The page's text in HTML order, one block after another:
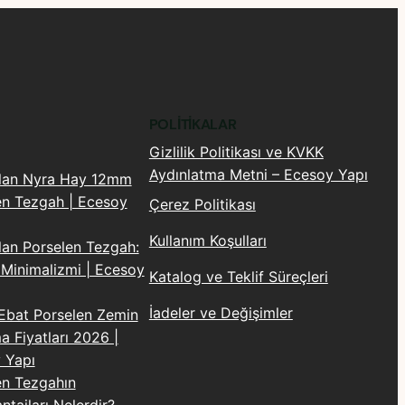
üzerinde bakteri, küf ve mantar barındırmaz.
saniyeler içinde tamamlanır.
ve darbelere karşı olağanüstü bir yüzey
kaplanmasına olanak tanıyarak derz
Lamar, uzun vadede bakım ve cila maliyeti
Nyra Hay 12mm
Tezgah | Ecesoy
Porselen Tezgah:
| Ecesoy
Porselen Zemin
Fiyatları 2026 |
Tezgahın
POLITIKALAR
Gizlilik Politikası ve KVKK
Aydınlatma Metni – Ecesoy Yapı
Çerez Politikası
Kullanım Koşulları
Katalog ve Teklif Süreçleri
İadeler ve Değişimler